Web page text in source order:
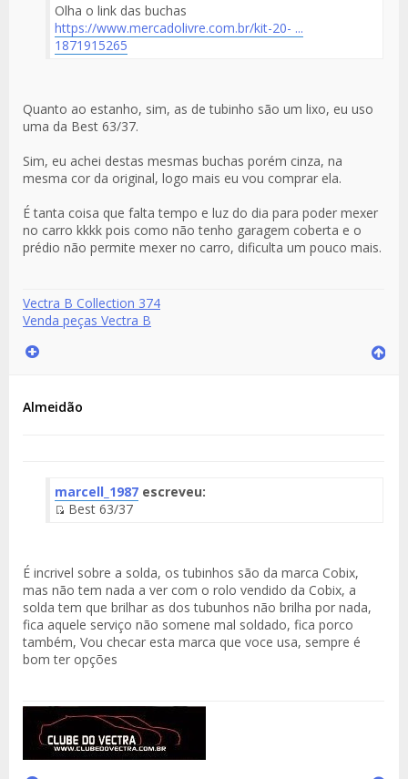
Olha o link das buchas
https://www.mercadolivre.com.br/kit-20- ...
1871915265
Quanto ao estanho, sim, as de tubinho são um lixo, eu uso
uma da Best 63/37.
Sim, eu achei destas mesmas buchas porém cinza, na
mesma cor da original, logo mais eu vou comprar ela.
É tanta coisa que falta tempo e luz do dia para poder mexer
no carro kkkk pois como não tenho garagem coberta e o
prédio não permite mexer no carro, dificulta um pouco mais.
Vectra B Collection 374
Venda peças Vectra B
Almeidão
marcell_1987 escreveu:
Best 63/37
É incrivel sobre a solda, os tubinhos são da marca Cobix,
mas não tem nada a ver com o rolo vendido da Cobix, a
solda tem que brilhar as dos tubunhos não brilha por nada,
fica aquele serviço não somene mal soldado, fica porco
também, Vou checar esta marca que voce usa, sempre é
bom ter opções